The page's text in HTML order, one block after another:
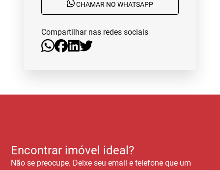
CHAMAR NO WHATSAPP
Compartilhar nas redes sociais
Encontrar imóvel ideal?
Não se preocupe. Deixe seu email e telefone que um